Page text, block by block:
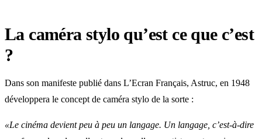
La caméra stylo qu’est ce que c’est
?
Dans son manifeste publié dans L’Ecran Français, Astruc, en 1948
développera le concept de caméra stylo de la sorte :
«Le cinéma devient peu à peu un langage. Un langage, c’est-à-dire